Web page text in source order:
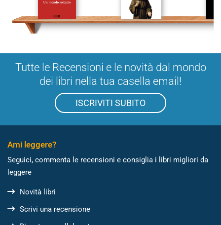
Tutte le Recensioni e le novità dal mondo
dei libri nella tua casella email!
ISCRIVITI SUBITO
Ami leggere?
Seguici, commenta le recensioni e consiglia i libri migliori da
leggere
Novità libri
Scrivi una recensione